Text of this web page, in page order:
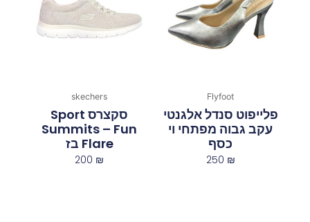
Flyfoot
פלייפוט סנדל אלגנטי
עקב גבוה מפתחי וי
כסף
250 ₪
skechers
סקצרס Sport
Summits – Fun
Flare בז
200 ₪